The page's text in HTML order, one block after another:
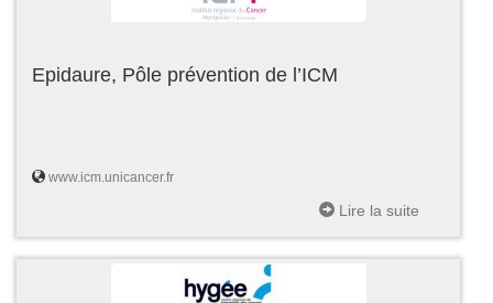
Epidaure, Pôle prévention de l’ICM
www.icm.unicancer.fr
Lire la suite